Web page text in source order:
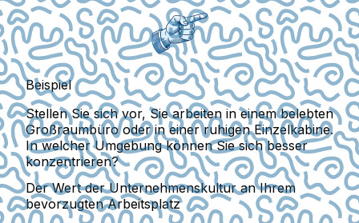
Beispiel
Stellen Sie sich vor, Sie arbeiten in einem belebten
Großraumbüro oder in einer ruhigen Einzelkabine.
In welcher Umgebung können Sie sich besser
konzentrieren?
Der Wert der Unternehmenskultur an Ihrem
bevorzugten Arbeitsplatz